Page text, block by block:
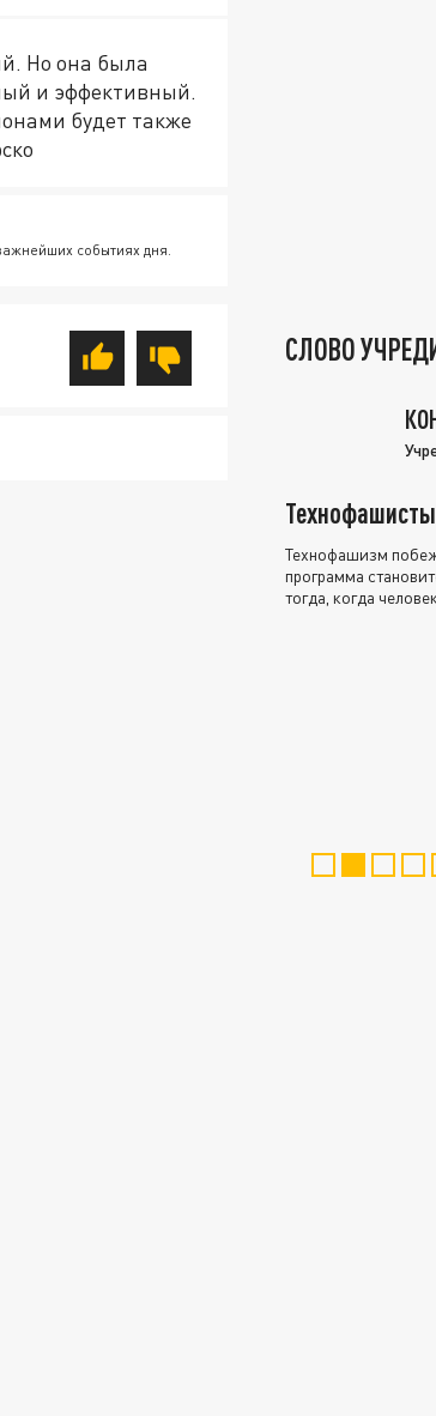
Но она была
и эффективный.
будет также
событиях дня.
СЛОВО
Технофашисты
Технофашизм
программа
тогда, когда